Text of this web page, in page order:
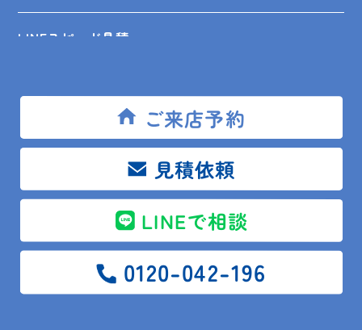
ご来店予約
見積依頼
LINEで相談
0120-042-196
LINEスピード見積
リフォームの事例
ショールーム来店予約